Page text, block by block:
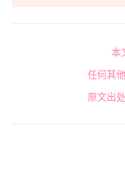
本
任何其
原文出